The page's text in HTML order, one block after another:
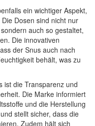
ein wichtiger Aspekt,
Dosen sind nicht nur
auch so gestaltet,
Die innovativen
der Snus auch nach
behält, was zu
ist die Transparenz und
Die Marke informiert
und die Herstellung
stellt sicher, dass die
Zudem hält sich